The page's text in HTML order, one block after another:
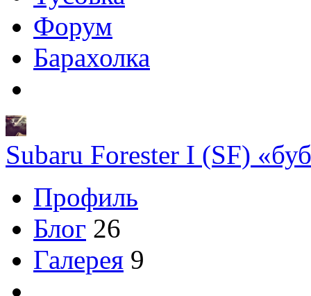
Форум
Барахолка
Subaru Forester I (SF)
Профиль
Блог 26
Галерея 9